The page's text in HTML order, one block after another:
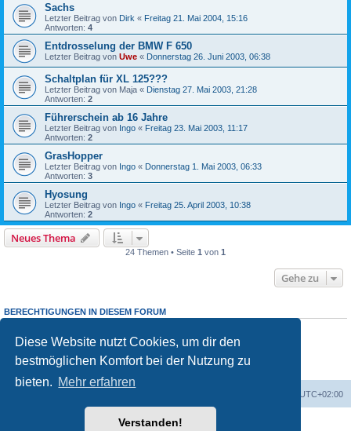
Diese Website nutzt Cookies, um dir den
bestmöglichen Komfort bei der Nutzung zu
bieten. Mehr erfahren
Verstanden!
Sachs
Letzter Beitrag von Dirk « Freitag 21. Mai 2004, 15:16
Antworten: 4
Entdrosselung der BMW F 650
Letzter Beitrag von Uwe « Donnerstag 26. Juni 2003, 06:38
Schaltplan für XL 125???
Letzter Beitrag von Maja « Dienstag 27. Mai 2003, 21:28
Antworten: 2
Führerschein ab 16 Jahre
Letzter Beitrag von Ingo « Freitag 23. Mai 2003, 11:17
Antworten: 2
GrasHopper
Letzter Beitrag von Ingo « Donnerstag 1. Mai 2003, 06:33
Antworten: 3
Hyosung
Letzter Beitrag von Ingo « Freitag 25. April 2003, 10:38
Antworten: 2
Neues Thema
24 Themen • Seite 1 von 1
Gehe zu
BERECHTIGUNGEN IN DIESEM FORUM
Du darfst keineAntworten zu Themen in diesem Forum erstellen.
Du darfst deine Beiträge in diesem Forumnichtändern.
Du darfst deine Beiträge in diesem Forum nicht löschen.
keine
UTC+02:00
Powered byphpBB® Forum Software © phpBB Limited